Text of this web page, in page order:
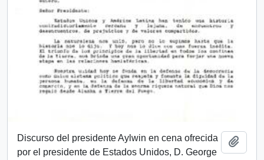
Discurso del presidente Aylwin en cena ofrecida
por el presidente de Estados Unidos, D. George